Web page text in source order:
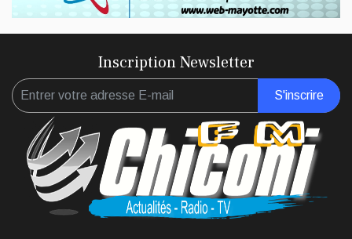
Inscription Newsletter
S'inscrire